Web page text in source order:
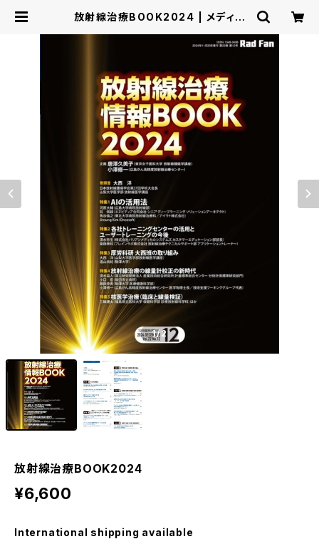
放射線治療BOOK2024 | メディカ
1/2
放射線治療BOOK2024
¥6,600
International shipping available